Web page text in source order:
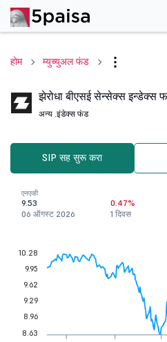
होम म्युच्युअल फंड
झेरोधा बीएसई सेन्सेक्स इन्डेक्स
अन्य .इंडेक्स फंड
SIP सह सुरू करा
एनएव्ही
9.53
06 ऑगस्ट 2026
0.47%
1 दिवस
10.28
9.95
9.62
9.29
8.96
8.63